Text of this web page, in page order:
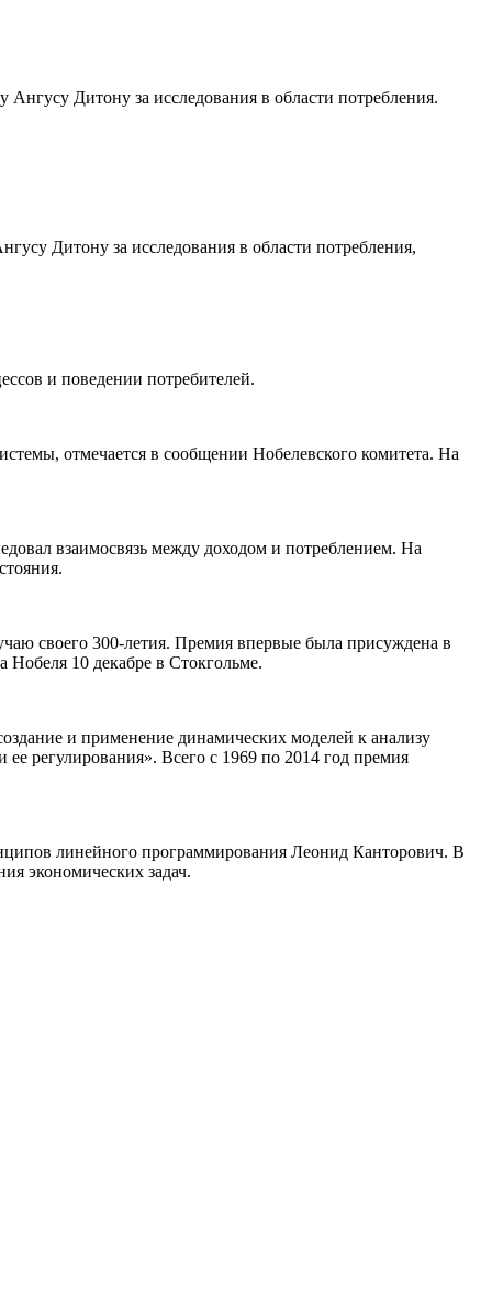
Дитону за исследования в области потребления.
Дитону за исследования в области потребления,
и поведении потребителей.
отмечается в сообщении Нобелевского комитета. На
взаимосвязь между доходом и потреблением. На
своего 300-летия. Премия впервые была присуждена в
Нобеля 10 декабре в Стокгольме.
и применение динамических моделей к анализу
регулирования». Всего с 1969 по 2014 год премия
линейного программирования Леонид Канторович. В
экономических задач.